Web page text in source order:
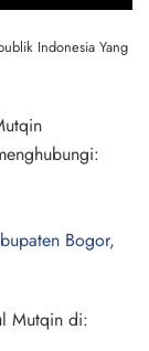
Indonesia Yang
Bogor,
Mutqin di: